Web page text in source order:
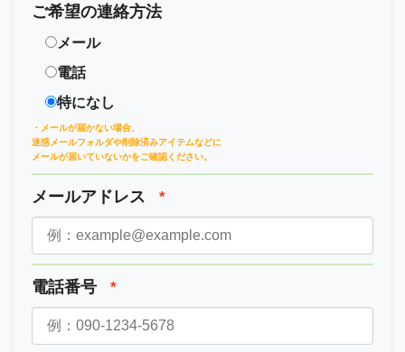
ご希望の連絡方法
メール
電話
特になし
・メールが届かない場合、
迷惑メールフォルダや削除済みアイテムなどに
メールが届いていないかをご確認ください。
メールアドレス *
電話番号 *